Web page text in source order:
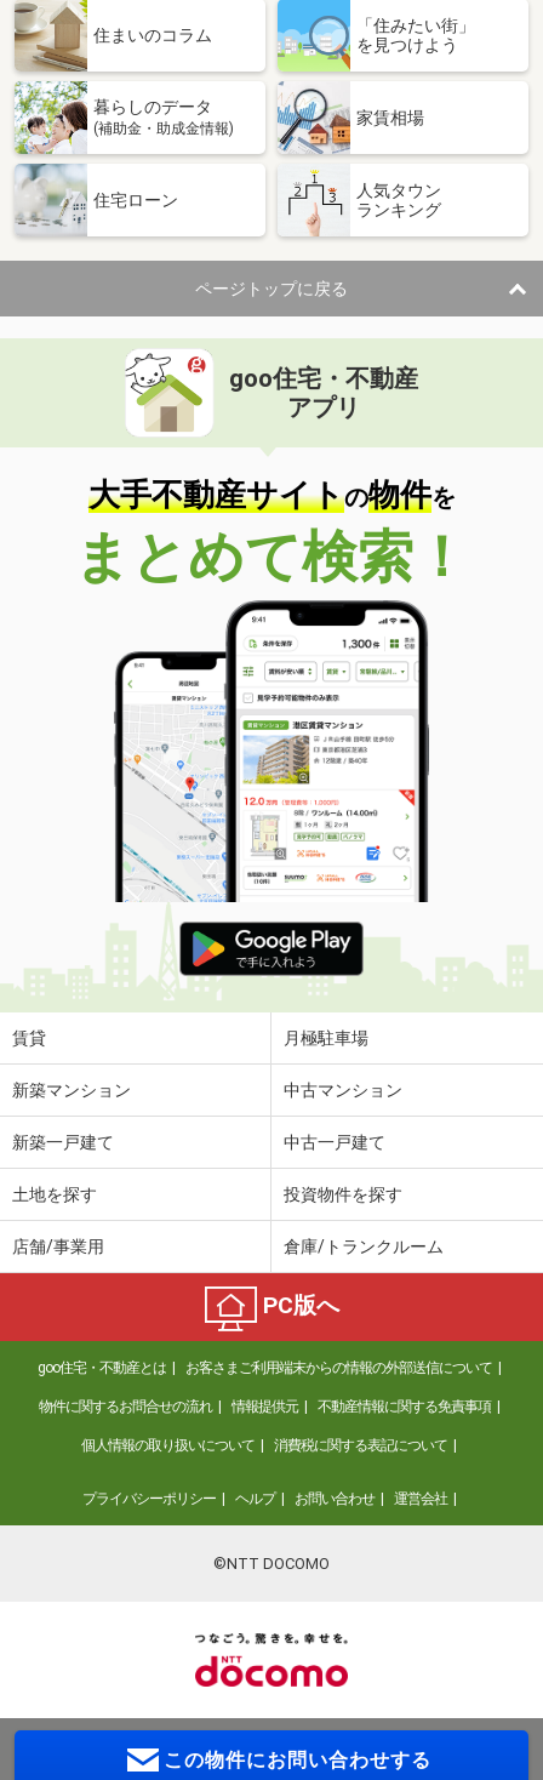
住まいのコラム
「住みたい街」
を見つけよう
暮らしのデータ
(補助金・助成金情報)
家賃相場
住宅ローン
人気タウン
ランキング
ページトップに戻る
goo住宅・不動産
アプリ
大手不動産サイトの物件を
まとめて検索！
賃貸 月極駐車場
新築マンション 中古マンション
新築一戸建て 中古一戸建て
土地を探す 投資物件を探す
店舗/事業用 倉庫/トランクルーム
PC版へ
goo住宅・不動産とは お客さまご利用端末からの情報の外部送信について
物件に関するお問合せの流れ 情報提供元 不動産情報に関する免責事項
個人情報の取り扱いについて 消費税に関する表記について
プライバシーポリシー ヘルプ お問い合わせ 運営会社
©NTT DOCOMO
この物件にお問い合わせする